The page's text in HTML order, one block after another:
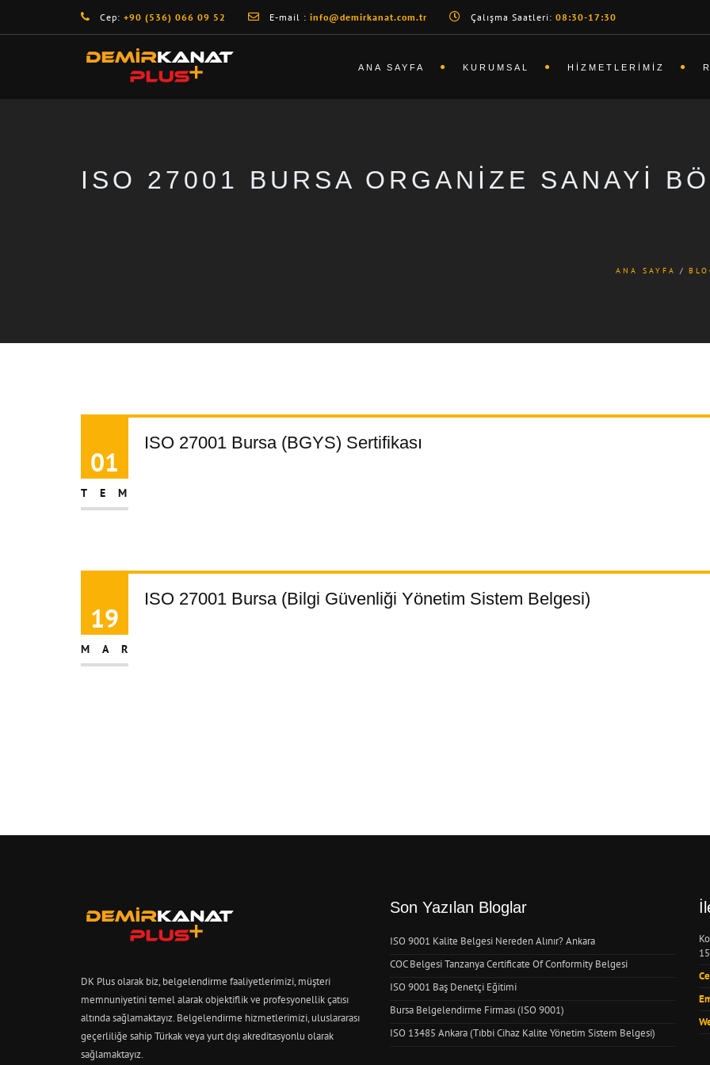
Cep: +90 (536) 066 09 52 E-mail : info@demirkanat.com.tr Çalışma Saatleri: 08:30-17:30
ANA SAYFA KURUMSAL HIZMETLERIMIZ
ISO 27001 BURSA ORGANIZE SANAYI
ANA SAYFA
01
TEM
ISO 27001 Bursa (BGYS) Sertifikası
19
MAR
ISO 27001 Bursa (Bilgi Güvenliği Yönetim Sistem Belgesi)
DK Plus olarak biz, belgelendirme faaliyetlerimizi, müşteri
memnuniyetini temel alarak objektiflik ve profesyonellik çatısı
altında sağlamaktayız. Belgelendirme hizmetlerimizi, uluslararası
geçerliliğe sahip Türkak veya yurt dışı akreditasyonlu olarak
sağlamaktayız.
Son Yazılan Bloglar
ISO 9001 Kalite Belgesi Nereden Alınır? Ankara
COC Belgesi Tanzanya Certificate Of Conformity Belgesi
ISO 9001 Baş Denetçi Eğitimi
Bursa Belgelendirme Firması (ISO 9001)
ISO 13485 Ankara (Tıbbi Cihaz Kalite Yönetim Sistem Belgesi)